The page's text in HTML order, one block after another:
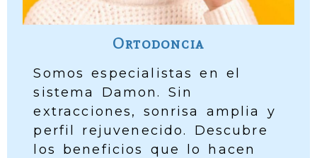
Ortodoncia
Somos especialistas en el
sistema Damon. Sin
extracciones, sonrisa amplia y
perfil rejuvenecido. Descubre
los beneficios que lo hacen